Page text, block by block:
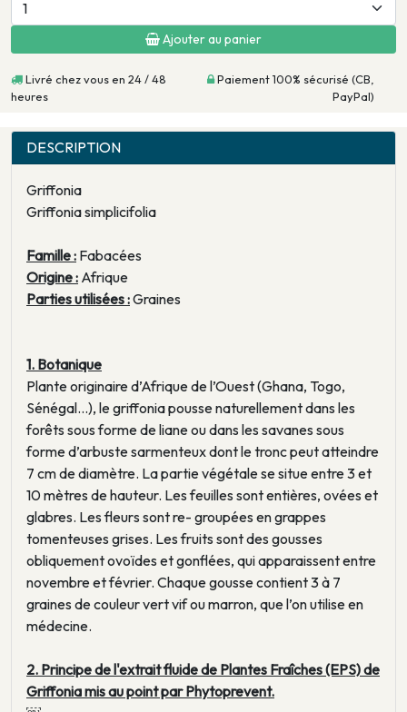
Ajouter au panier
Livré chez vous en 24 / 48
heures
Paiement 100% sécurisé (CB,
PayPal)
DESCRIPTION
Griffonia
Griffonia simplicifolia
Famille : Fabacées
Origine : Afrique
Parties utilisées :Graines
1. Botanique
Plante originaire d’Afrique de l’Ouest (Ghana, Togo,
Sénégal...), le griffonia pousse naturellement dans les
forêts sous forme de liane ou dans les savanes sous
forme d’arbuste sarmenteux dont le tronc peut atteindre
7 cm de diamètre. La partie végétale se situe entre 3 et
10 mètres de hauteur. Les feuilles sont entières, ovées et
glabres. Les fleurs sont re- groupées en grappes
tomenteuses grises. Les fruits sont des gousses
obliquement ovoïdes et gonflées, qui apparaissent entre
novembre et février. Chaque gousse contient 3 à 7
graines de couleur vert vif ou marron, que l’on utilise en
médecine.
2. Principe de l'extrait fluide de Plantes Fraîches (EPS) de
Griffonia mis au point par Phytoprevent.